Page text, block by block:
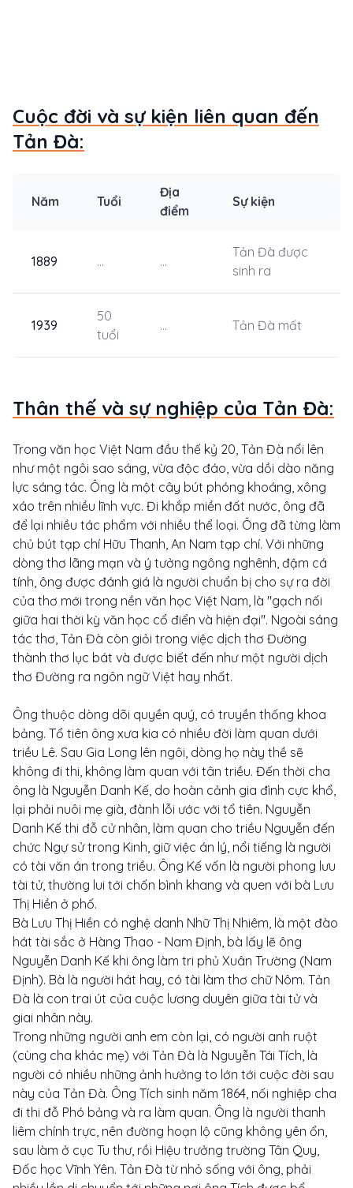
Cuộc đời và sự kiện liên quan đến
Tản Đà:
Năm Tuổi
Địa
điểm
Sự kiện
1889 ... ...
Tản Đà được
sinh ra
1939
50
tuổi
... Tản Đà mất
Thân thế và sự nghiệp của Tản Đà:
Trong văn học Việt Nam đầu thế kỷ 20, Tản Đà nổi lên
như một ngôi sao sáng, vừa độc đáo, vừa dồi dào năng
lực sáng tác. Ông là một cây bút phóng khoáng, xông
xáo trên nhiều lĩnh vực. Đi khắp miền đất nước, ông đã
để lại nhiều tác phẩm với nhiều thể loại. Ông đã từng làm
chủ bút tạp chí Hữu Thanh, An Nam tạp chí. Với những
dòng thơ lãng mạn và ý tưởng ngông nghênh, đậm cá
tính, ông được đánh giá là người chuẩn bị cho sự ra đời
của thơ mới trong nền văn học Việt Nam, là "gạch nối
giữa hai thời kỳ văn học cổ điển và hiện đại". Ngoài sáng
tác thơ, Tản Đà còn giỏi trong việc dịch thơ Đường
thành thơ lục bát và được biết đến như một người dịch
thơ Đường ra ngôn ngữ Việt hay nhất.
Ông thuộc dòng dõi quyền quý, có truyền thống khoa
bảng. Tổ tiên ông xưa kia có nhiều đời làm quan dưới
triều Lê. Sau Gia Long lên ngôi, dòng họ này thề sẽ
không đi thi, không làm quan với tân triều. Đến thời cha
ông là Nguyễn Danh Kế, do hoàn cảnh gia đình cực khổ,
lại phải nuôi mẹ già, đành lỗi ước với tổ tiên. Nguyễn
Danh Kế thi đỗ cử nhân, làm quan cho triều Nguyễn đến
chức Ngự sử trong Kinh, giữ việc án lý, nổi tiếng là người
có tài văn án trong triều. Ông Kế vốn là người phong lưu
tài tử, thường lui tới chốn bình khang và quen với bà Lưu
Thị Hiền ở phố.
Bà Lưu Thị Hiền có nghệ danh Nhữ Thị Nhiêm, là một đào
hát tài sắc ở Hàng Thao - Nam Định, bà lấy lẽ ông
Nguyễn Danh Kế khi ông làm tri phủ Xuân Trường (Nam
Định). Bà là người hát hay, có tài làm thơ chữ Nôm. Tản
Đà là con trai út của cuộc lương duyên giữa tài tử và
giai nhân này.
Trong những người anh em còn lại, có người anh ruột
(cùng cha khác mẹ) với Tản Đà là Nguyễn Tái Tích, là
người có nhiều những ảnh hưởng to lớn tới cuộc đời sau
này của Tản Đà. Ông Tích sinh năm 1864, nối nghiệp cha
đi thi đỗ Phó bảng và ra làm quan. Ông là người thanh
liêm chính trực, nên đường hoạn lộ cũng không yên ổn,
sau làm ở cục Tu thư, rồi Hiệu trưởng trường Tân Quy,
Đốc học Vĩnh Yên. Tản Đà từ nhỏ sống với ông, phải